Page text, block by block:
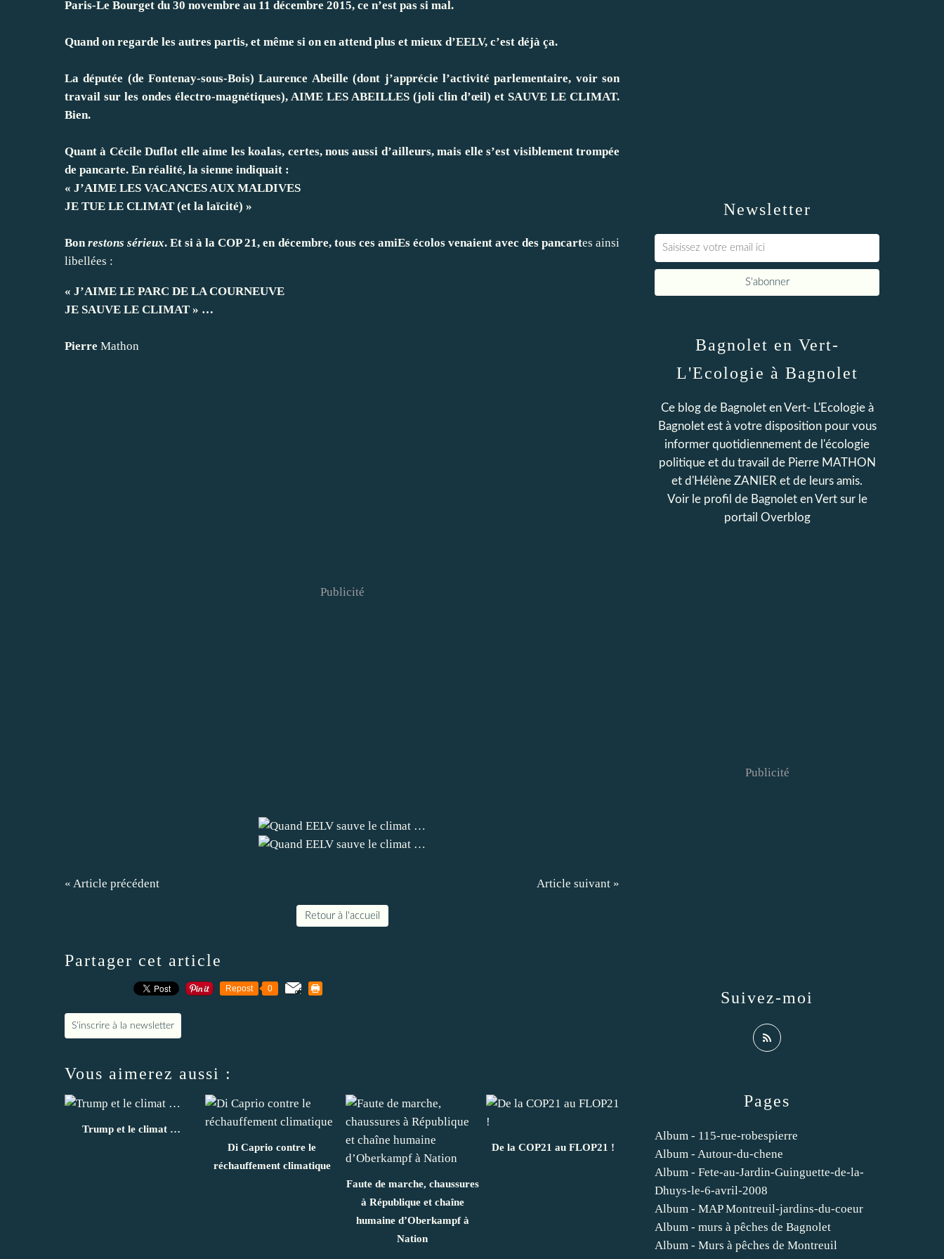
Paris-Le Bourget du 30 novembre au 11 décembre 2015, ce n’est pas si mal.
Quand on regarde les autres partis, et même si on en attend plus et mieux d’EELV, c’est déjà ça.
La députée (de Fontenay-sous-Bois) Laurence Abeille (dont j’apprécie l’activité parlementaire, voir son
travail sur les ondes électro-magnétiques), AIME LES ABEILLES (joli clin d’œil) et SAUVE LE CLIMAT.
Bien.
Quant à Cécile Duflot elle aime les koalas, certes, nous aussi d’ailleurs, mais elle s’est visiblement trompée
de pancarte. En réalité, la sienne indiquait :
« J’AIME LES VACANCES AUX MALDIVES
JE TUE LE CLIMAT (et la laïcité) »
Bonrestons sérieux. Et si à la COP 21, en décembre, tous ces amiEs écolos venaient avec des pancartes ainsi
libellées :
« J’AIME LE PARC DE LA COURNEUVE
JE SAUVE LE CLIMAT » …
Pierre Mathon
Publicité
« Article précédent Article suivant »
Retour à l'accueil
Partager cet article
Repost 0
S'inscrire à la newsletter
Vous aimerez aussi :
Trump et le climat …
Di Caprio contre le
réchauffement climatique
Faute de marche, chaussures
à République et chaîne
humaine d’Oberkampf à
Nation
De la COP21 au FLOP21 !
Newsletter
Pages
Album - 115-rue-robespierre
Album - Autour-du-chene
Album - Fete-au-Jardin-Guinguette-de-la-
Dhuys-le-6-avril-2008
Album - MAP Montreuil-jardins-du-coeur
Album - murs à pêches de Bagnolet
Album - Murs à pêches de Montreuil
Bagnolet en Vert-
L'Ecologie à Bagnolet
Ce blog de Bagnolet en Vert- L'Ecologie à
Bagnolet est à votre disposition pour vous
informer quotidiennement de l'écologie
politique et du travail de Pierre MATHON
et d'Hélène ZANIER et de leurs amis.
Voir le profil de Bagnolet en Vertsur le
portail Overblog
Suivez-moi
Publicité